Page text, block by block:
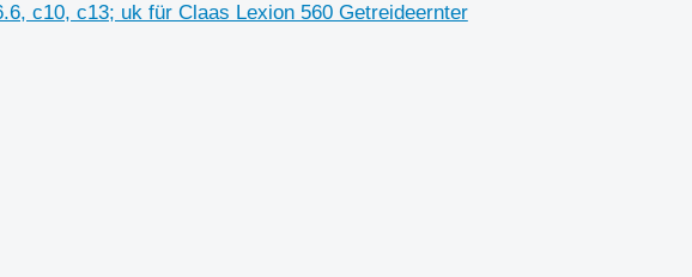
c10, c13; uk für Claas Lexion 560 Getreideernter